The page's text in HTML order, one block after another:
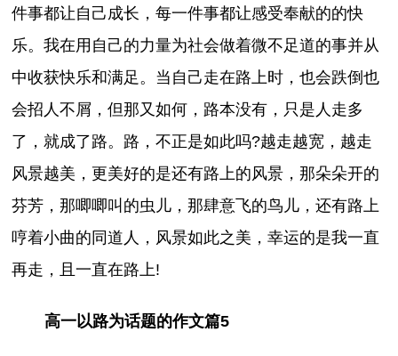
件事都让自己成长，每一件事都让感受奉献的的快
乐。我在用自己的力量为社会做着微不足道的事并从
中收获快乐和满足。当自己走在路上时，也会跌倒也
会招人不屑，但那又如何，路本没有，只是人走多
了，就成了路。路，不正是如此吗?越走越宽，越走
风景越美，更美好的是还有路上的风景，那朵朵开的
芬芳，那唧唧叫的虫儿，那肆意飞的鸟儿，还有路上
哼着小曲的同道人，风景如此之美，幸运的是我一直
再走，且一直在路上!
高一以路为话题的作文篇5